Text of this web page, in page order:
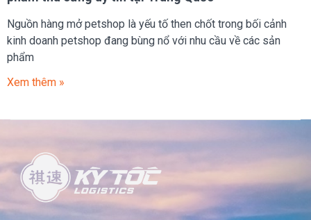
Nguồn hàng mở petshop là yếu tố then chốt trong bối cảnh
kinh doanh petshop đang bùng nổ với nhu cầu về các sản
phẩm
Xem thêm »